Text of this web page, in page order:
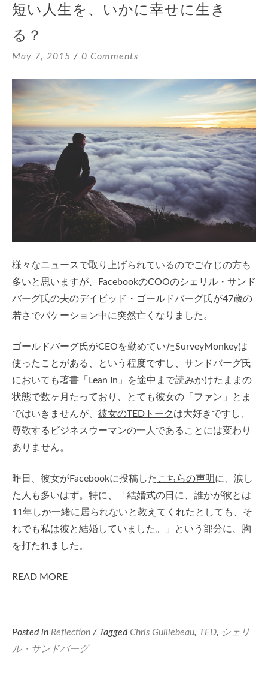
短い人生を、いかに幸せに生き
る？
May 7, 2015 0 Comments
様々なニュースで取り上げられているのでご存じの方も
多いと思いますが、FacebookのCOOのシェリル・サンド
バーグ氏の夫のデイビッド・ゴールドバーグ氏が47歳の
若さでバケーション中に突然亡くなりました。
ゴールドバーグ氏がCEOを勤めていたSurveyMonkeyは
使ったことがある、という程度ですし、サンドバーグ氏
においても著書「 Lean In 」を途中まで読みかけたままの
状態で数ヶ月たっており、とても彼女の「ファン」とま
ではいきませんが、 彼女のTEDトーク は大好きですし、
尊敬するビジネスウーマンの一人であることには変わり
ありません。
昨日、彼女がFacebookに投稿した こちらの声明に、涙し
た人も多いはず。特に、「結婚式の日に、誰かが彼とは
11年しか一緒に居られないと教えてくれたとしても、そ
れでも私は彼と結婚していました。」という部分に、胸
を打たれました。
READ MORE
Posted in Reflection / TaggedChris Guillebeau, TED, シェリ
ル・サンドバーグ